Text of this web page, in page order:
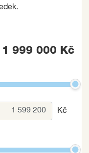
1 999 000 Kč
Kč